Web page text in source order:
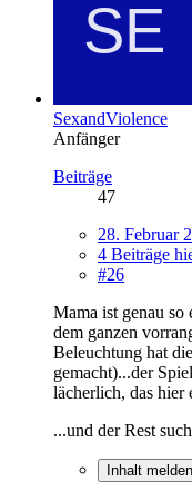
SexandViolence
Anfänger
Beiträge
47
28. Februar
4 Beiträge
#26
Mama ist genau
dem ganzen
Beleuchtung hat
gemacht)...der
lächerlich, das hier
...und der Rest
Inhalt melden